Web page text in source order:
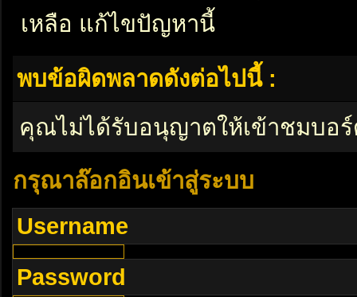
เหลือ แก้ไขปัญหานี้
พบข้อผิดพลาดดังต่อไปนี้ :
คุณไม่ได้รับอนุญาตให้เข้าชมบอ
กรุณาล๊อกอินเข้าสู่ระบบ
Username
Password